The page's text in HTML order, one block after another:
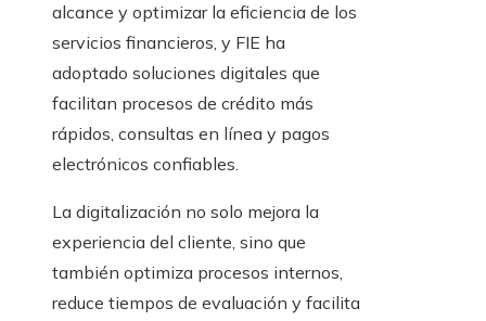
alcance y optimizar la eficiencia de los
servicios financieros, y FIE ha
adoptado soluciones digitales que
facilitan procesos de crédito más
rápidos, consultas en línea y pagos
electrónicos confiables.
La digitalización no solo mejora la
experiencia del cliente, sino que
también optimiza procesos internos,
reduce tiempos de evaluación y facilita